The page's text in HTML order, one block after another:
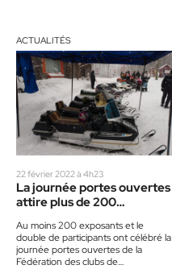
ACTUALITÉS
22 février 2022 à 4h23
La journée portes ouvertes
attire plus de 200
Au moins 200 exposants et le
double de participants ont célébré la
journée portes ouvertes de la
Fédération des clubs de